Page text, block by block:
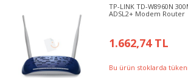
TP-LINK TD-W8960N
ADSL2+ Modem Router
1.662,74 TL
Bu ürün stoklarda